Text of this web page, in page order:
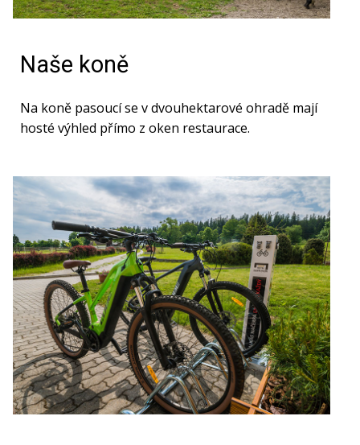
Naše koně
Na koně pasoucí se v dvouhektarové ohradě mají
hosté výhled přímo z oken restaurace.